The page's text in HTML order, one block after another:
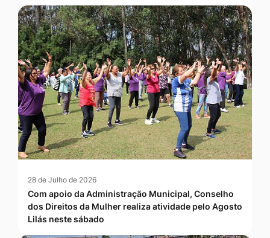
28 de Julho de 2026
Com apoio da Administração Municipal, Conselho
dos Direitos da Mulher realiza atividade pelo Agosto
Lilás neste sábado